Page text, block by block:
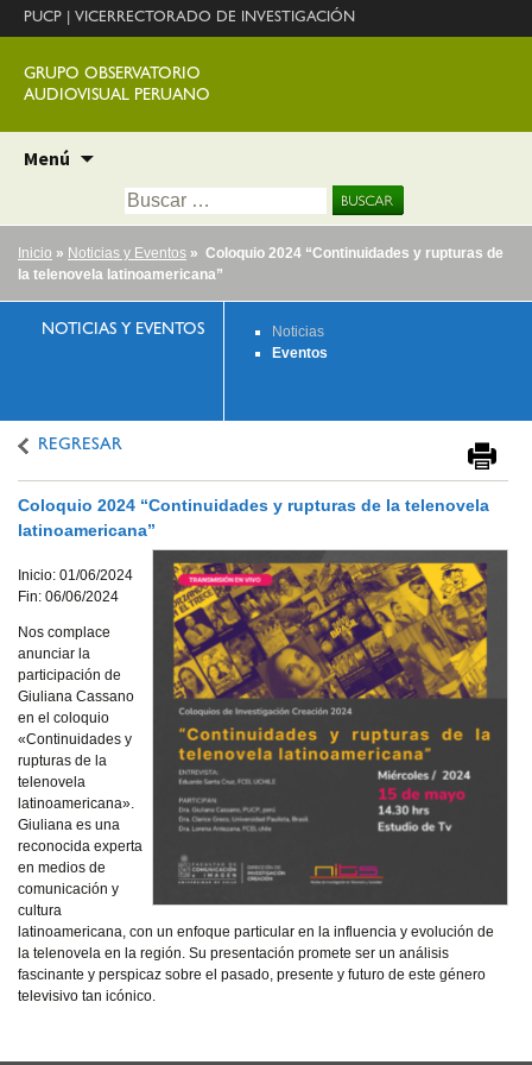
PUCP VICERRECTORADO DE INVESTIGACIÓN
GRUPO OBSERVATORIO
AUDIOVISUAL PERUANO
Menú
contenido
Buscar:
Inicio » Noticias y Eventos » Coloquio 2024 “Continuidades y rupturas de
la telenovela latinoamericana”
NOTICIAS Y EVENTOS
Noticias
Eventos
REGRESAR
Coloquio 2024 “Continuidades y rupturas de la telenovela
latinoamericana”
Inicio: 01/06/2024
Fin: 06/06/2024
Nos complace
anunciar la
participación de
Giuliana Cassano
en el coloquio
«Continuidades y
rupturas de la
telenovela
latinoamericana».
Giuliana es una
reconocida experta
en medios de
comunicación y
cultura
latinoamericana, con un enfoque particular en la influencia y evolución de
la telenovela en la región. Su presentación promete ser un análisis
fascinante y perspicaz sobre el pasado, presente y futuro de este género
televisivo tan icónico.